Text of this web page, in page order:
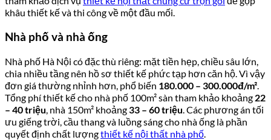
khâu thiết kế và thi công về một đầu mối.
Nhà phố và nhà ống
Nhà phố Hà Nội có đặc thù riêng: mặt tiền hẹp, chiều sâu lớn,
chia nhiều tầng nên hồ sơ thiết kế phức tạp hơn căn hộ. Vì vậy
đơn giá thường nhỉnh hơn, phổ biến 180.000 – 300.000đ/m²
Tổng phí thiết kế cho nhà phố 100m² sàn tham khảo khoảng 22
– 40 triệu , nhà 150m² khoảng33 – 60 triệu . Các phương án tối
ưu giếng trời, cầu thang và luồng sáng cho nhà ống là phần
quyết định chất lượngthiết kế nội thất nhà phố